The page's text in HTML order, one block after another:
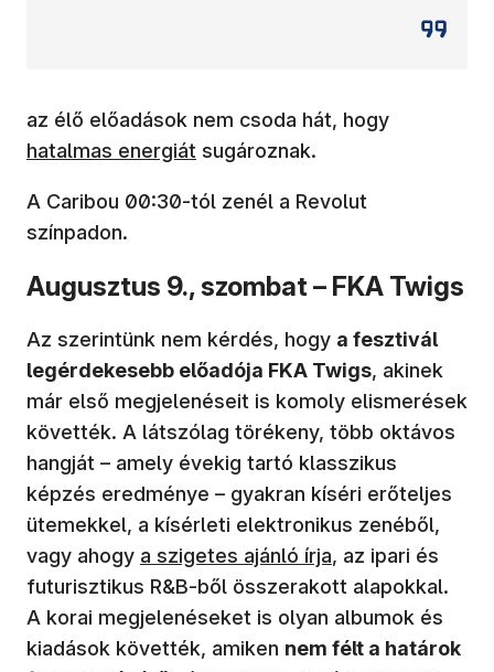
az élő előadások nem csoda hát, hogy(új
hatalmas energiát sugároznak.
A Caribou 00:30-tól zenél a Revolut
színpadon.
Augusztus 9., szombat – FKA Twigs
Az szerintünk nem kérdés, hogy a fesztivál
legérdekesebb előadója FKA Twigs, akinek
már első megjelenéseit is komoly elismerések
követték. A látszólag törékeny, több oktávos
hangját – amely évekig tartó klasszikus
képzés eredménye – gyakran kíséri erőteljes
ütemekkel, a kísérleti elektronikus zenéből,
vagy ahogy (új ablakban nyílik meg)
a szigetes ajánló írja, az ipari és
futurisztikus R&B-ből összerakott alapokkal.
A korai megjelenéseket is olyan albumok és
kiadások követték, amiken nem félt a határok